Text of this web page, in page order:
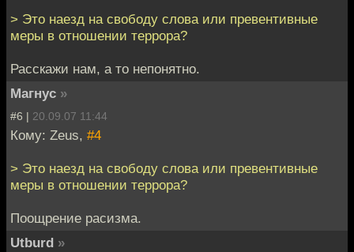
> Это наезд на свободу слова или превентивные
меры в отношении террора?
Расскажи нам, а то непонятно.
Магнус »
#6 | 20.09.07 11:44
Кому: Zeus, #4
> Это наезд на свободу слова или превентивные
меры в отношении террора?
Поощрение расизма.
Utburd »